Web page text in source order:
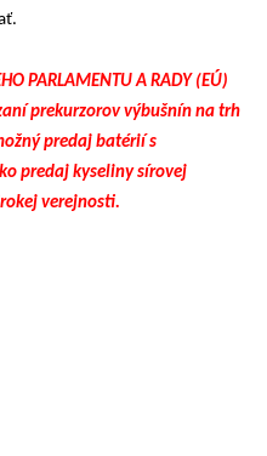
PARLAMENTU A RADY (EÚ)
prekurzorov výbušnín na trh
predaj batérií s
predaj kyseliny sírovej
verejnosti.